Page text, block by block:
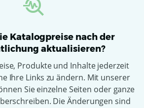
Katalogpreise nach der
aktualisieren?
Produkte und Inhalte jederzeit
Ihre Links zu ändern. Mit unserer
Sie einzelne Seiten oder ganze
Die Änderungen sind